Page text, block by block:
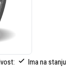
Ima na stanju